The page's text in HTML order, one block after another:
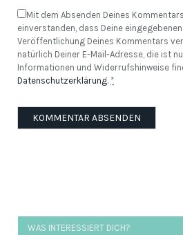
Mit dem Absenden Deines
einverstanden, dass Deine
Veröffentlichung Deines Kommentars
natürlich Deiner E-Mail-Adresse, die ist
Informationen und Widerrufshinweise
Datenschutzerklärung. *
WAS INTERESSIERT DICH?